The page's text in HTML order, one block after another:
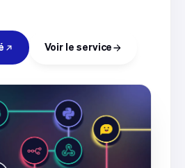
Voir le service